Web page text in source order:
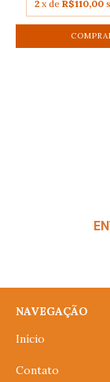
2 x de R$110,00
NAVEGAÇÃO
Início
Contato